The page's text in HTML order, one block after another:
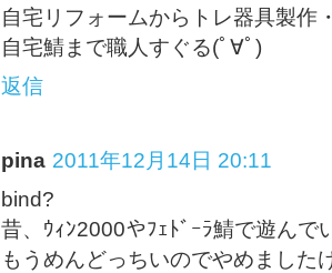
自宅リフォームからトレ器具製作
自宅鯖まで職人すぐる(ﾟ∀ﾟ)
返信
pina 2011年12月14日 20:11
bind?
昔、ｳｨﾝ2000やﾌｪﾄﾞｰﾗ鯖で遊んで
もうめんどっちいのでやめました